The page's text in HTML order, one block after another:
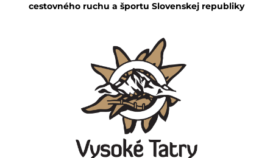
cestovného ruchu a športu Slovenskej republiky